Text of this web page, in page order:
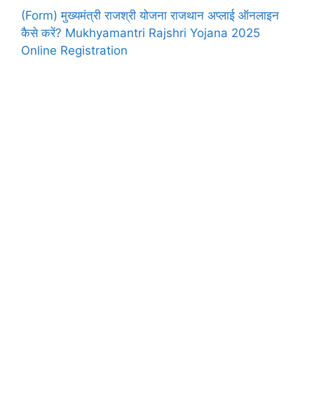
(Form) मुख्यमंत्री राजश्री योजना राजथान अप्लाई ऑनलाइन
कैसे करें? Mukhyamantri Rajshri Yojana 2025
Online Registration